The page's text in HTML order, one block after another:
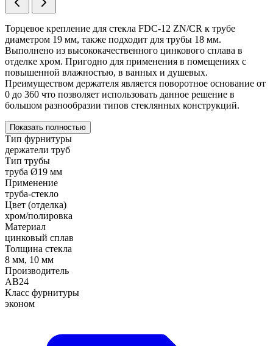
Торцевое крепление для стекла FDC-12 ZN/CR к трубе
диаметром 19 мм, также подходит для трубы 18 мм.
Выполнено из высококачественного цинкового сплава в
отделке хром. Пригодно для применения в помещениях с
повышенной влажностью, в ванных и душевых.
Преимуществом держателя является поворотное основание от
0 до 360 что позволяет использовать данное решение в
большом разнообразии типов стеклянных конструкций.
Показать полностью
Тип фурнитуры
держатели труб
Тип трубы
труба Ø19 мм
Применение
труба-стекло
Цвет (отделка)
хром/полировка
Материал
цинковый сплав
Толщина стекла
8 мм, 10 мм
Производитель
АВ24
Класс фурнитуры
эконом